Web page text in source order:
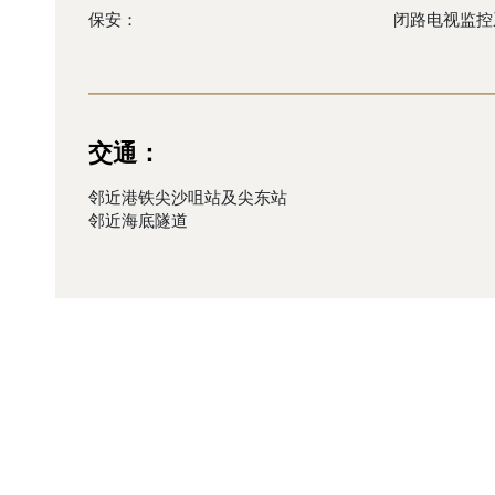
保安： 闭路电视监
交通：
邻近港铁尖沙咀站及尖东站
邻近海底隧道